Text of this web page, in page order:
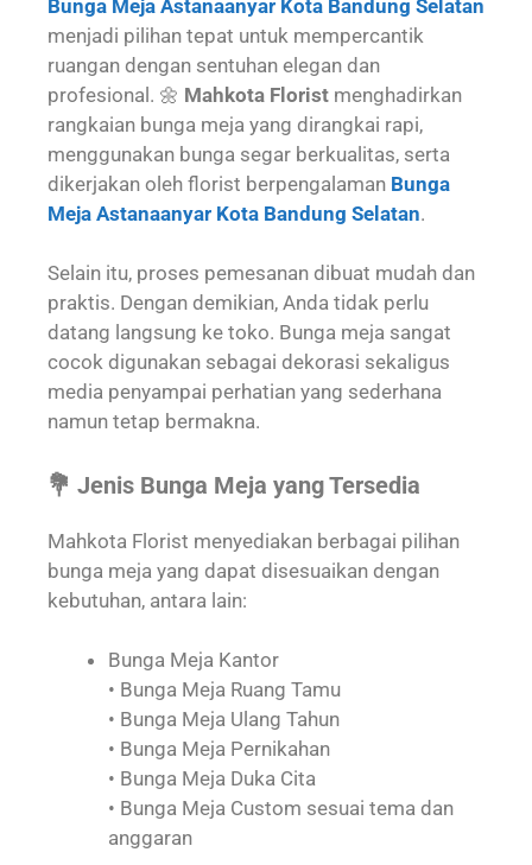
Bunga Meja Astanaanyar Kota Bandung Selatan
menjadi pilihan tepat untuk mempercantik
ruangan dengan sentuhan elegan dan
profesional. 🌼 Mahkota Florist menghadirkan
rangkaian bunga meja yang dirangkai rapi,
menggunakan bunga segar berkualitas, serta
dikerjakan oleh florist berpengalaman Bunga
Meja Astanaanyar Kota Bandung Selatan.
Selain itu, proses pemesanan dibuat mudah dan
praktis. Dengan demikian, Anda tidak perlu
datang langsung ke toko. Bunga meja sangat
cocok digunakan sebagai dekorasi sekaligus
media penyampai perhatian yang sederhana
namun tetap bermakna.
💐 Jenis Bunga Meja yang Tersedia
Mahkota Florist menyediakan berbagai pilihan
bunga meja yang dapat disesuaikan dengan
kebutuhan, antara lain:
Bunga Meja Kantor
• Bunga Meja Ruang Tamu
• Bunga Meja Ulang Tahun
• Bunga Meja Pernikahan
• Bunga Meja Duka Cita
• Bunga Meja Custom sesuai tema dan
anggaran